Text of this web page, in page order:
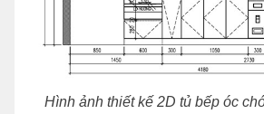
Hình ảnh thiết kế 2D tủ bếp óc